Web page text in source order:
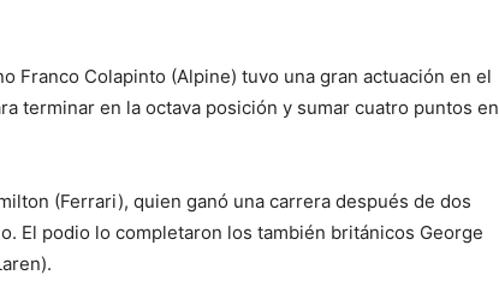
Franco Colapinto (Alpine) tuvo una gran actuación en el
terminar en la octava posición y sumar cuatro puntos en
(Ferrari), quien ganó una carrera después de dos
El podio lo completaron los también británicos George